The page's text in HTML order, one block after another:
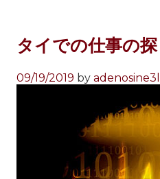
タイでの仕事の
09/19/2019 by